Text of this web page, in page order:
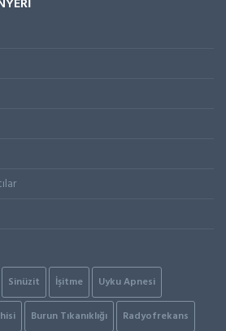
Sinüzit İşitme Uyku Apnesi
Burun Tıkanıklığı Radyofrekans